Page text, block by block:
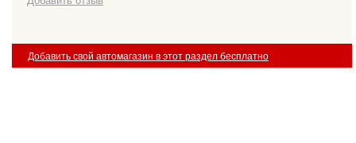
Добавить свой автомагазин в этот раздел бесплатно